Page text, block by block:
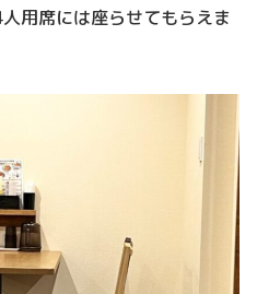
用席には座らせてもらえま